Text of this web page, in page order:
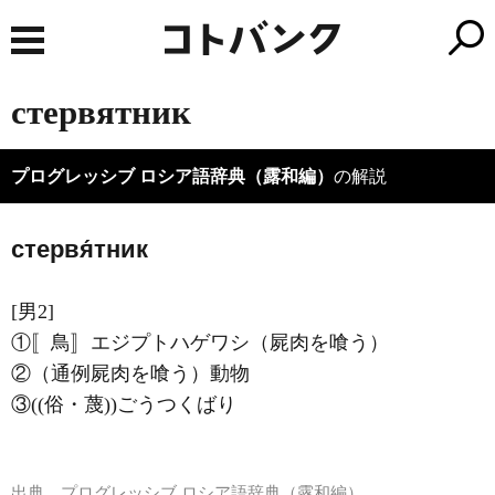
стервятник
プログレッシブ ロシア語辞典（露和編） の解説
стервя́тник
[男2]
①〚鳥〛エジプトハゲワシ（屍肉を喰う）
②（通例屍肉を喰う）動物
③((俗・蔑))ごうつくばり